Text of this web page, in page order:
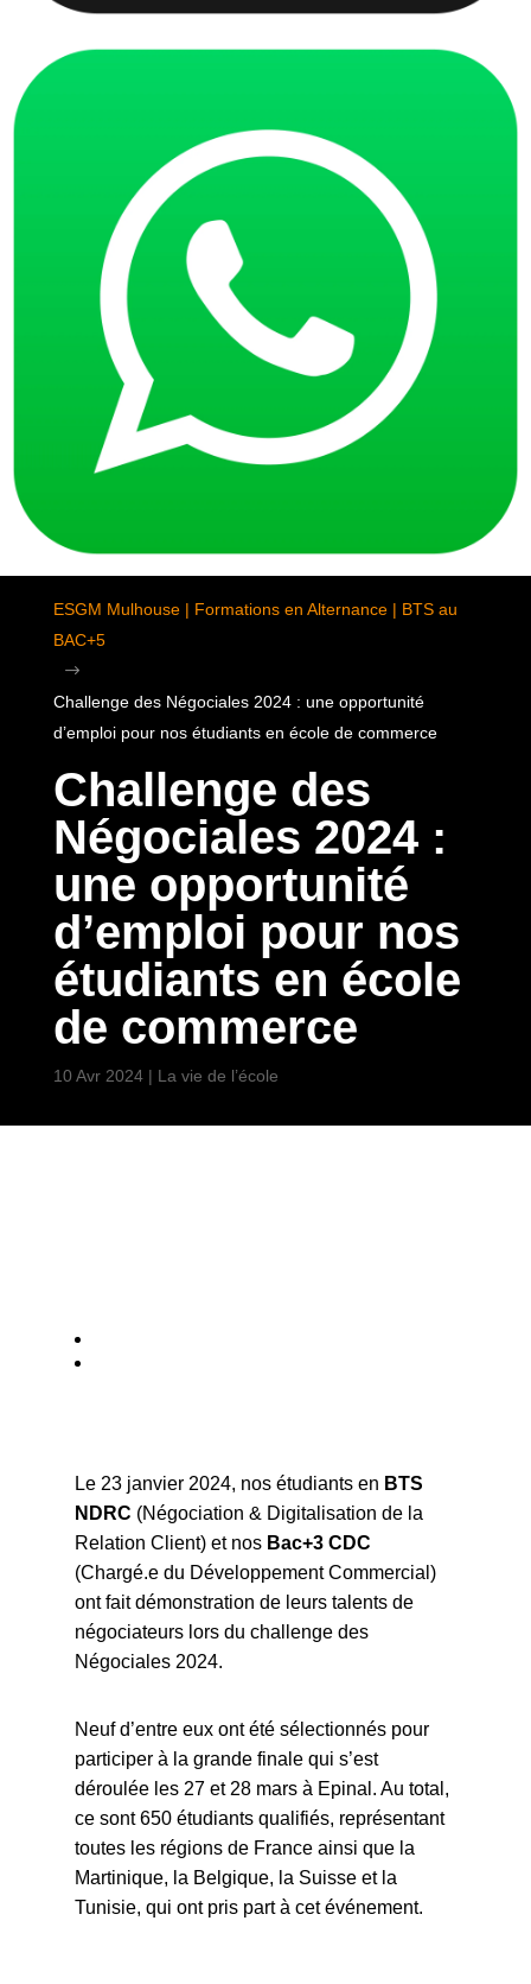
ESGM Mulhouse | Formations en Alternance | BTS au
BAC+5
$
Challenge des Négociales 2024 : une opportunité
d’emploi pour nos étudiants en école de commerce
Challenge des
Négociales 2024 :
une opportunité
d’emploi pour nos
étudiants en école
de commerce
10 Avr 2024| La vie de l’école
Le 23 janvier 2024, nos étudiants en BTS
NDRC (Négociation & Digitalisation de la
Relation Client) et nos Bac+3 CDC
(Chargé.e du Développement Commercial)
ont fait démonstration de leurs talents de
négociateurs lors du challenge des
Négociales 2024.
Neuf d’entre eux ont été sélectionnés pour
participer à la grande finale qui s’est
déroulée les 27 et 28 mars à Epinal. Au total,
ce sont 650 étudiants qualifiés, représentant
toutes les régions de France ainsi que la
Martinique, la Belgique, la Suisse et la
Tunisie, qui ont pris part à cet événement.